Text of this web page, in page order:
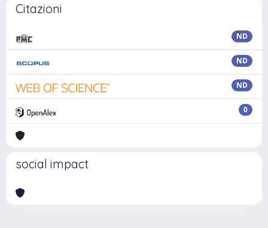
Citazioni
ND
ND
ND
0
social impact